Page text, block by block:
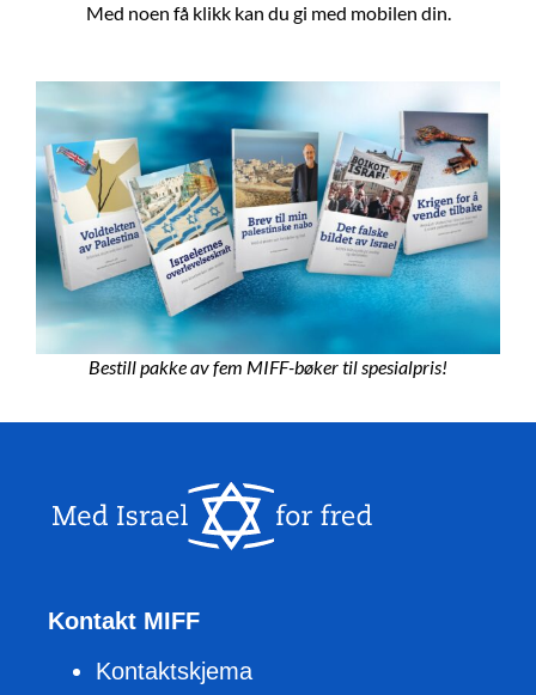
Med noen få klikk kan du gi med mobilen din.
Bestill pakke av fem MIFF-bøker til spesialpris!
Kontakt MIFF
Kontaktskjema